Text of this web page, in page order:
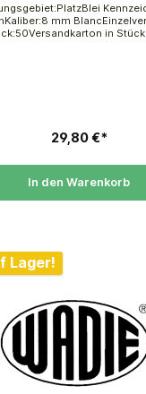
mm
in
29,80 €*
In den Warenkorb
Lager!